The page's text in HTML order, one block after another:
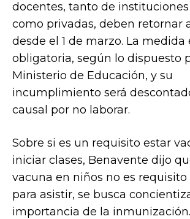
docentes, tanto de
como privadas, deben retornar
desde el 1 de marzo. La medida
obligatoria, según lo dispuesto
Ministerio de Educación, y su
incumplimiento será
causal por no laborar.
Sobre si es un requisito estar
iniciar clases, Benavente dijo
vacuna en niños no es
para asistir, se busca
importancia de la inmunización.